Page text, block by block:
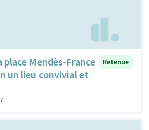
Mendès-France
un lieu convivial et
Retenue